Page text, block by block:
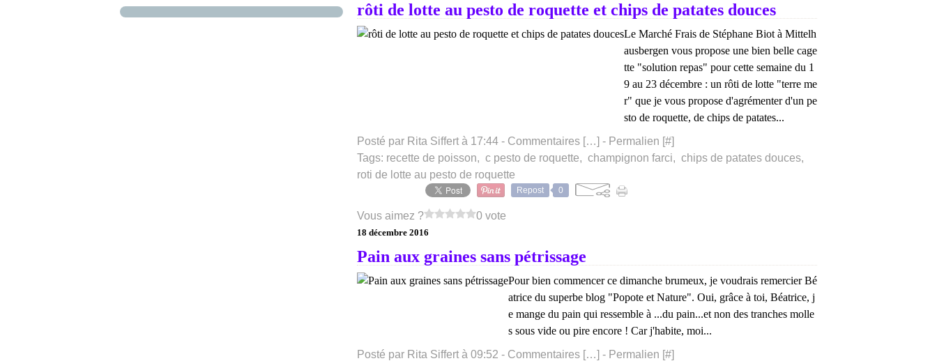
rôti de lotte au pesto de roquette et chips de patates douces
Le Marché Frais de Stéphane Biot à Mittelh
ausbergen vous propose une bien belle cage
tte "solution repas" pour cette semaine du 1
9 au 23 décembre : un rôti de lotte "terre me
r" que je vous propose d'agrémenter d'un pe
sto de roquette, de chips de patates...
Posté par Rita Siffert à 17:44 - Commentaires […] - Permalien [#]
Tags: recette de poisson, c pesto de roquette, champignon farci, chips de patates douces,
roti de lotte au pesto de roquette
Repost 0
Vous aimez ? 0 vote
18 décembre 2016
Pain aux graines sans pétrissage
Pour bien commencer ce dimanche brumeux, je voudrais remercier Bé
atrice du superbe blog "Popote et Nature". Oui, grâce à toi, Béatrice, j
e mange du pain qui ressemble à ...du pain...et non des tranches molle
s sous vide ou pire encore ! Car j'habite, moi...
Posté par Rita Siffert à 09:52 - Commentaires […] - Permalien [#]